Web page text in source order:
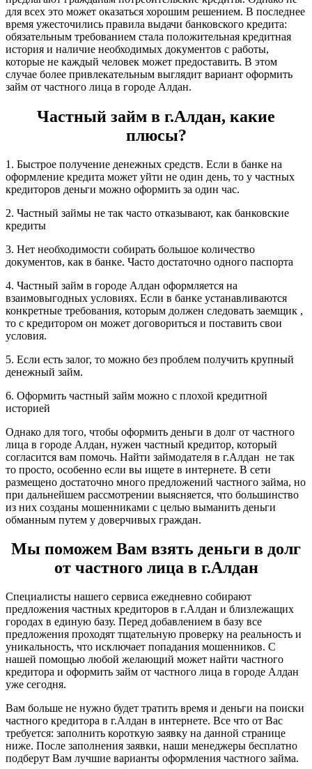
для всех это может оказаться хорошим решением. В последнее
время ужесточились правила выдачи банковского кредита:
обязательным требованием стала положительная кредитная
история и наличие необходимых документов с работы,
которые не каждый человек может предоставить. В этом
случае более привлекательным выглядит вариант оформить
займ от частного лица в городе Алдан.
Частный займ в г.Алдан, какие
плюсы?
1. Быстрое получение денежных средств. Если в банке на
оформление кредита может уйти не один день, то у частных
кредиторов деньги можно оформить за один час.
2. Частный займы не так часто отказывают, как банковские
кредиты
3. Нет необходимости собирать большое количество
документов, как в банке. Часто достаточно одного паспорта
4. Частный займ в городе Алдан оформляется на
взаимовыгодных условиях. Если в банке устанавливаются
конкретные требования, которым должен следовать заемщик ,
то с кредитором он может договориться и поставить свои
условия.
5. Если есть залог, то можно без проблем получить крупный
денежный займ.
6. Оформить частный займ можно с плохой кредитной
историей
Однако для того, чтобы оформить деньги в долг от частного
лица в городе Алдан, нужен частный кредитор, который
согласится вам помочь. Найти займодателя в г.Алдан не так
то просто, особенно если вы ищете в интернете. В сети
размещено достаточно много предложений частного займа, но
при дальнейшем рассмотрении выясняется, что большинство
из них созданы мошенниками с целью выманить деньги
обманным путем у доверчивых граждан.
Мы поможем Вам взять деньги в долг
от частного лица в г.Алдан
Специалисты нашего сервиса ежедневно собирают
предложения частных кредиторов в г.Алдан и близлежащих
городах в единую базу. Перед добавлением в базу все
предложения проходят тщательную проверку на реальность и
уникальность, что исключает попадания мошенников. С
нашей помощью любой желающий может найти частного
кредитора и оформить займ от частного лица в городе Алдан
уже сегодня.
Вам больше не нужно будет тратить время и деньги на поиски
частного кредитора в г.Алдан в интернете. Все что от Вас
требуется: заполнить короткую заявку на данной странице
ниже. После заполнения заявки, наши менеджеры бесплатно
подберут Вам лучшие варианты оформления частного займа.